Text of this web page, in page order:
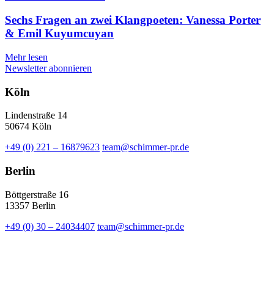
Sechs Fragen an zwei Klangpoeten: Vanessa Porter
& Emil Kuyumcuyan
Mehr lesen
Newsletter abonnieren
Köln
Lindenstraße 14
50674 Köln
+49 (0) 221 – 16879623 team@schimmer-pr.de
Berlin
Böttgerstraße 16
13357 Berlin
+49 (0) 30 – 24034407 team@schimmer-pr.de